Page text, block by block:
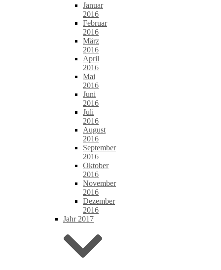
Januar
2016
Februar
2016
März
2016
April
2016
Mai
2016
Juni
2016
Juli
2016
August
2016
September
2016
Oktober
2016
November
2016
Dezember
2016
Jahr 2017